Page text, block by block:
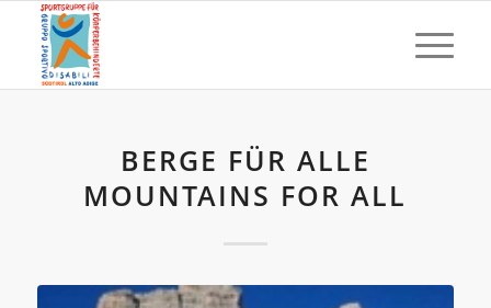
BERGE FÜR ALLE
MOUNTAINS FOR ALL